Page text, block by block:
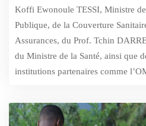
Koffi Ewonoule TESSI, Ministre
Publique, de la Couverture
Assurances, du Prof. Tchin
du Ministre de la Santé, ainsi que
institutions partenaires comme